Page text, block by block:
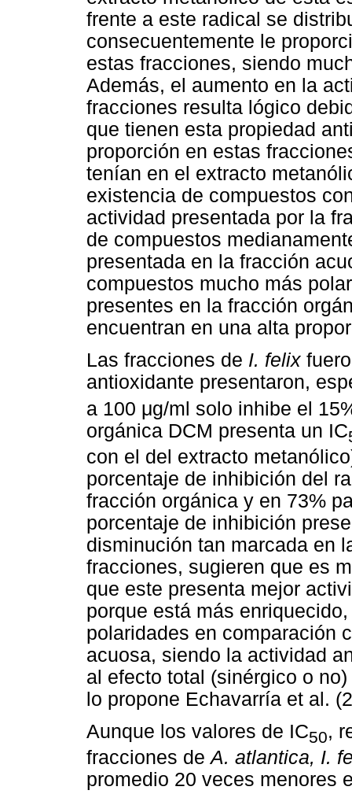
frente a este radical se
consecuentemente le
estas fracciones, siendo
Además, el aumento en la
fracciones resulta lógico
que tienen esta propiedad
proporción en estas
tenían en el extracto
existencia de compuestos
actividad presentada por la
de compuestos
presentada en la fracción
compuestos mucho más
presentes en la fracción
encuentran en una alta
Las fracciones de I. felix
antioxidante presentaron,
a 100 μg/ml solo inhibe el
orgánica DCM presenta un IC
con el del extracto
porcentaje de inhibición del
fracción orgánica y en 73%
porcentaje de inhibición
disminución tan marcada en
fracciones, sugieren que es
que este presenta mejor
porque está más
polaridades en comparación
acuosa, siendo la actividad
al efecto total (sinérgico o
lo propone Echavarría et al.
Aunque los valores de IC50,
fracciones deA. atlantica, I.
promedio 20 veces menores